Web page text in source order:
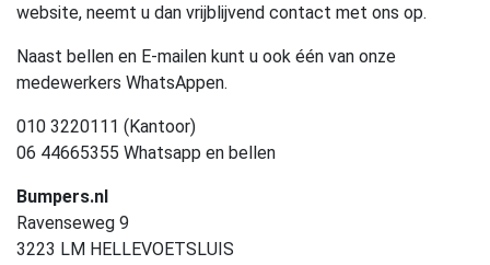
website, neemt u dan vrijblijvend contact met ons op.
Naast bellen en E-mailen kunt u ook één van onze
medewerkers WhatsAppen.
010 3220111 (Kantoor)
06 44665355 Whatsapp en bellen
Bumpers.nl
Ravenseweg 9
3223 LM HELLEVOETSLUIS